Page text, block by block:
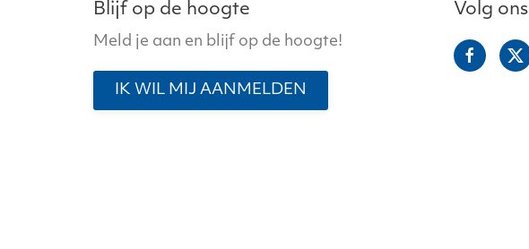
productpagina
Blijf op de hoogte
Meld je aan en blijf op de hoogte!
IK WIL MIJ AANMELDEN
Volg ons